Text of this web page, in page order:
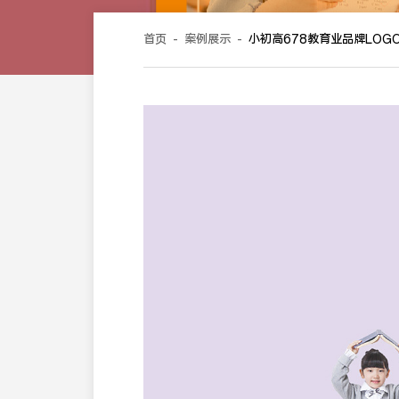
首页 - 案例展示 - 小初高678教育业品牌